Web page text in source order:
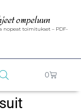
ompeluun
nopeat toimitukset – PDF-
0